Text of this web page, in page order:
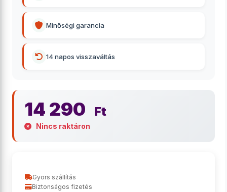
Minőségi garancia
14 napos visszaváltás
14 290 Ft
Nincs raktáron
Gyors szállítás
Biztonságos fizetés